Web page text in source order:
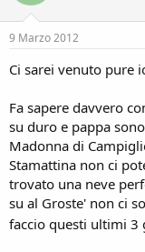
9 Marzo 2012
Ci sarei venuto pure
Fa sapere davvero
su duro e pappa
Madonna di
Stamattina non ci
trovato una neve
su al Groste' non ci
faccio questi ultimi 3